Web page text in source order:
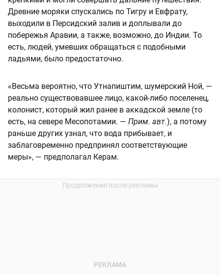
Древние моряки спускались по Тигру и Евфрату,
выходили в Персидский залив и доплывали до
побережья Аравии, а также, возможно, до Индии. То
есть, людей, умевших обращаться с подобными
ладьями, было предостаточно.
«Весьма вероятно, что Утнапиштим, шумерский Ной, —
реально существовавшее лицо, какой-либо поселенец,
колонист, который жил ранее в аккадской земле (то
есть, на севере Месопотамии. — Прим. авт.), а потому
раньше других узнал, что вода прибывает, и
заблаговременно предпринял соответствующие
меры», — предполагал Керам.